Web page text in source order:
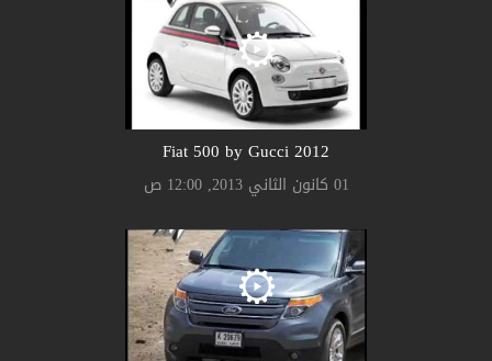
2012 Fiat 500 by Gucci
01 كانون الثاني 2013, 12:00 ص